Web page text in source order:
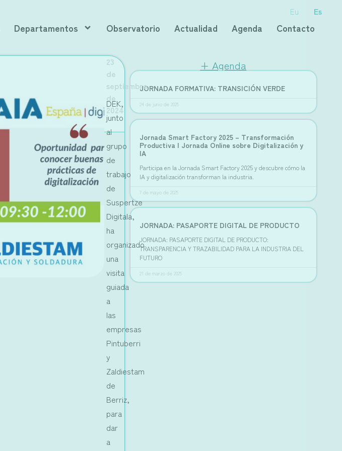
Departamentos Observatorio Actualidad Agenda Contacto
Es
Eu
23
de
septiembre
de
2024
DEK,
junto
al
grupo
de
trabajo
de
Suspertze
Digitala,
ha
organizado
una
visita
guiada
a
las
empresas
Pintuberri
y
Zaldiestam
de
Berriz,
para
dar
a
ANTERIOR
SALBIDE 2024
SIGUIENTE
JORNADA: INNOVACIÓN COMO FACTOR CLAVE DE
+ Agenda
JORNADA FORMATIVA: TRANSICIÓN VERDE
24 de junio de 2025
Jornada Smart Factory 2025 – Transformación
Productiva | Jornada Online sobre Digitalización y
IA
Participa en la Jornada Smart Factory 2025 y descubre cómo la
IA y digitalización transforman la industria.
7 de mayo de 2025
JORNADA: PASAPORTE DIGITAL DE PRODUCTO
JORNADA: PASAPORTE DIGITAL DE PRODUCTO:
TRANSPARENCIA Y TRAZABILIDAD PARA LA INDUSTRIA DEL
FUTURO
21 de marzo de 2025